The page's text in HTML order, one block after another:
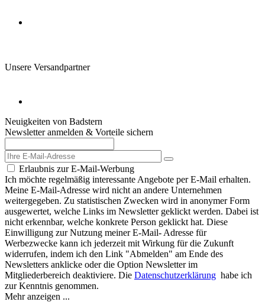
Unsere Versandpartner
Neuigkeiten von Badstern
Newsletter anmelden & Vorteile sichern
Erlaubnis zur E-Mail-Werbung
Ich möchte regelmäßig interessante Angebote per E-Mail erhalten.
Meine E-Mail-Adresse wird nicht an andere Unternehmen
weitergegeben. Zu statistischen Zwecken wird in anonymer Form
ausgewertet, welche Links im Newsletter geklickt werden. Dabei ist
nicht erkennbar, welche konkrete Person geklickt hat. Diese
Einwilligung zur Nutzung meiner E-Mail- Adresse für
Werbezwecke kann ich jederzeit mit Wirkung für die Zukunft
widerrufen, indem ich den Link "Abmelden" am Ende des
Newsletters anklicke oder die Option Newsletter im
Mitgliederbereich deaktiviere. Die Datenschutzerklärung habe ich
zur Kenntnis genommen.
Mehr anzeigen ...